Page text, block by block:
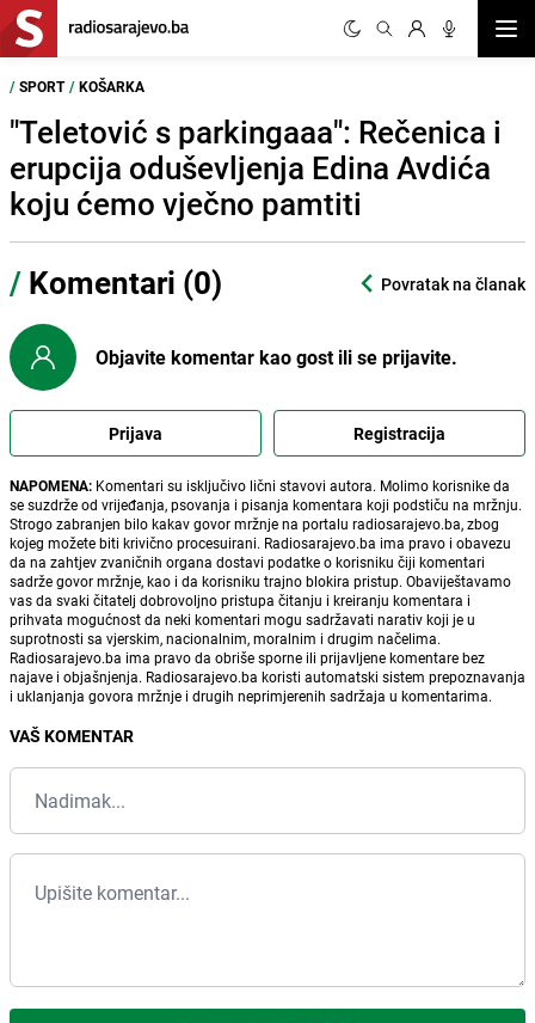
/ SPORT / KOŠARKA
"Teletović s parkingaaa": Rečenica i
erupcija oduševljenja Edina Avdića
koju ćemo vječno pamtiti
/ Komentari (0) Povratak na članak
Objavite komentar kao gost ili se prijavite.
Prijava Registracija
NAPOMENA: Komentari su isključivo lični stavovi autora. Molimo korisnike da
se suzdrže od vrijeđanja, psovanja i pisanja komentara koji podstiču na mržnju.
Strogo zabranjen bilo kakav govor mržnje na portalu radiosarajevo.ba, zbog
kojeg možete biti krivično procesuirani. Radiosarajevo.ba ima pravo i obavezu
da na zahtjev zvaničnih organa dostavi podatke o korisniku čiji komentari
sadrže govor mržnje, kao i da korisniku trajno blokira pristup. Obaviještavamo
vas da svaki čitatelj dobrovoljno pristupa čitanju i kreiranju komentara i
prihvata mogućnost da neki komentari mogu sadržavati narativ koji je u
suprotnosti sa vjerskim, nacionalnim, moralnim i drugim načelima.
Radiosarajevo.ba ima pravo da obriše sporne ili prijavljene komentare bez
najave i objašnjenja. Radiosarajevo.ba koristi automatski sistem prepoznavanja
i uklanjanja govora mržnje i drugih neprimjerenih sadržaja u komentarima.
VAŠ KOMENTAR